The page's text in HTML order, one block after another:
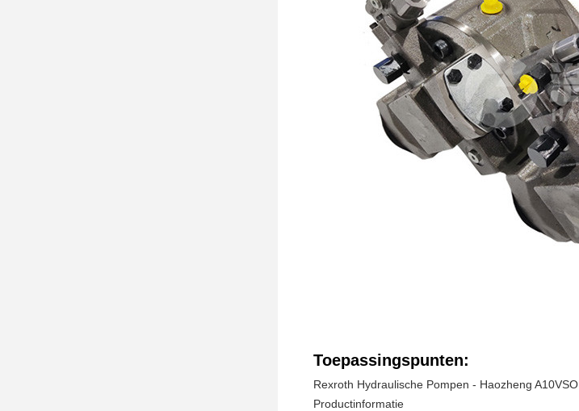
Toepassingspunten:
Rexroth Hydraulische Pompen - Haozheng A10VSO
Productinformatie